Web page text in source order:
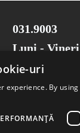
031.9003
Luni -
uri
experience. By